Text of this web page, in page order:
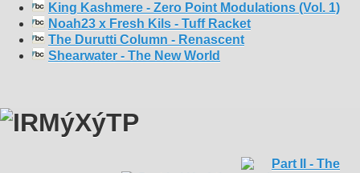
King Kashmere - Zero Point Modulations (Vol. 1)
Noah23 x Fresh Kils - Tuff Racket
The Durutti Column - Renascent
Shearwater - The New World